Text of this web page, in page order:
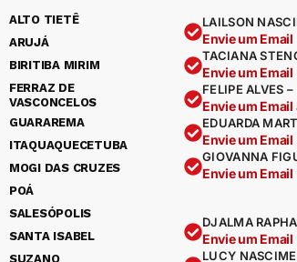
ALTO TIETÊ
ARUJÁ
BIRITIBA MIRIM
FERRAZ DE
VASCONCELOS
GUARAREMA
ITAQUAQUECETUBA
MOGI DAS CRUZES
POÁ
SALESÓPOLIS
SANTA ISABEL
SUZANO
LAILSON
Envie um Email
TACIANA
Envie um Email
FELIPE ALVES –
Envie um Email
EDUARDA
Envie um Email
GIOVANNA
Envie um Email
DJALMA
Envie um Email
LUCY